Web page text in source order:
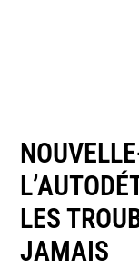
LES
JAMAIS